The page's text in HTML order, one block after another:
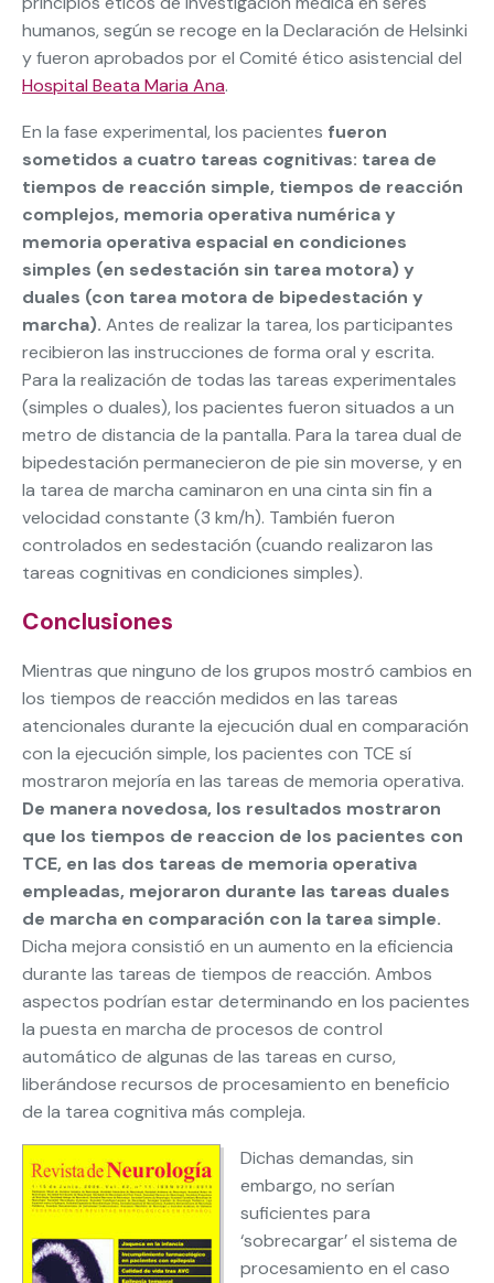
humanos, según se recoge en la Declaración de Helsinki
y fueron aprobados por el Comité ético asistencial del
Hospital Beata Maria Ana.
En la fase experimental, los pacientes fueron
sometidos a cuatro tareas cognitivas: tarea de
tiempos de reacción simple, tiempos de reacción
complejos, memoria operativa numérica y
memoria operativa espacial en condiciones
simples (en sedestación sin tarea motora) y
duales (con tarea motora de bipedestación y
marcha). Antes de realizar la tarea, los participantes
recibieron las instrucciones de forma oral y escrita.
Para la realización de todas las tareas experimentales
(simples o duales), los pacientes fueron situados a un
metro de distancia de la pantalla. Para la tarea dual de
bipedestación permanecieron de pie sin moverse, y en
la tarea de marcha caminaron en una cinta sin fin a
velocidad constante (3 km/h). También fueron
controlados en sedestación (cuando realizaron las
tareas cognitivas en condiciones simples).
Conclusiones
Mientras que ninguno de los grupos mostró cambios en
los tiempos de reacción medidos en las tareas
atencionales durante la ejecución dual en comparación
con la ejecución simple, los pacientes con TCE sí
mostraron mejoría en las tareas de memoria operativa.
De manera novedosa, los resultados mostraron
que los tiempos de reaccion de los pacientes con
TCE, en las dos tareas de memoria operativa
empleadas, mejoraron durante las tareas duales
de marcha en comparación con la tarea simple.
Dicha mejora consistió en un aumento en la eficiencia
durante las tareas de tiempos de reacción. Ambos
aspectos podrían estar determinando en los pacientes
la puesta en marcha de procesos de control
automático de algunas de las tareas en curso,
liberándose recursos de procesamiento en beneficio
de la tarea cognitiva más compleja.
Dichas demandas, sin
embargo, no serían
suficientes para
‘sobrecargar’ el sistema de
procesamiento en el caso